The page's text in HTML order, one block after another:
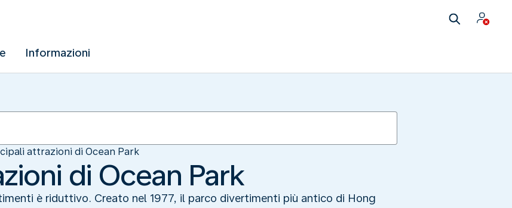
Informazioni
attrazioni di Ocean Park
di Ocean Park
è riduttivo. Creato nel 1977, il parco divertimenti più antico di Hong